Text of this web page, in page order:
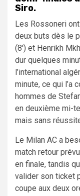
Siro.
Les Rossoneri
deux buts dès le
(8′) et Henrikh
dur quelques
l’international
minute, ce qui l’a
hommes de
en deuxième mi-
mais sans
Le Milan AC a
match retour
en finale, tandis
valider son ticket
coupe aux deux